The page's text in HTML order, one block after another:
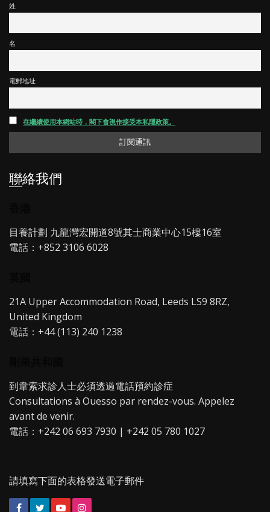
姓
名
電郵地址
在繼續使用本網站時，閣下會視作接受本私隱政策。
聯絡我們
目養計劃 九龍灣宏開道8號其士商業中心15樓16室
電話：+852 3106 6028
21A Upper Accommodation Road, Leeds LS9 8RZ,
United Kingdom
電話：+44 (113) 240 1238
到韋索求診人士必須透過電話預約診症
Consultations à Ouesso par rendez-vous. Appelez
avant de venir.
電話：+242 06 693 7930 | +242 05 780 1027
請填寫下面的表格發送電子郵件
FacebookTwitterYouTube